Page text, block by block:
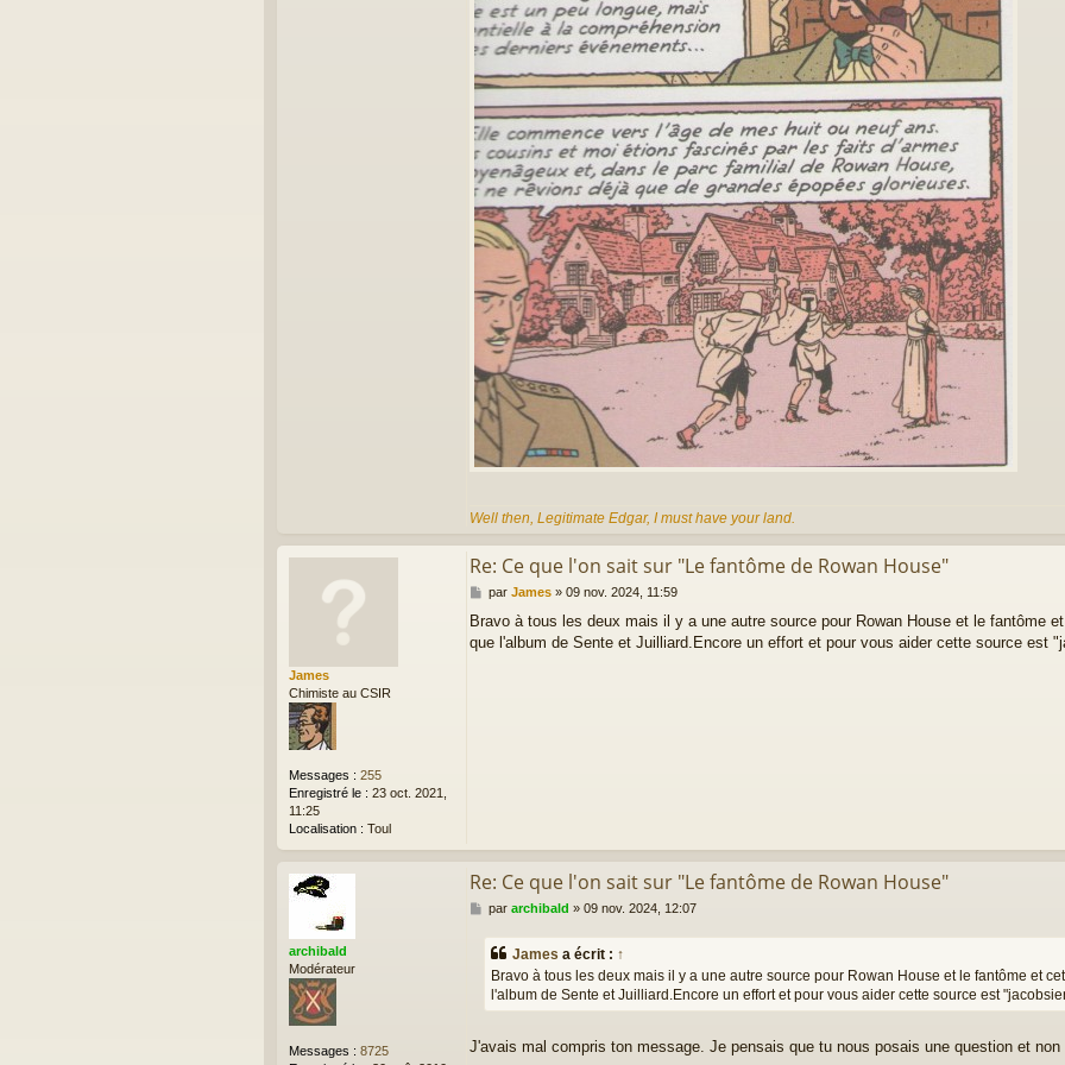
Well then, Legitimate Edgar, I must have your land.
James
Chimiste au CSIR
Messages : 255
Enregistré le : 23 oct. 2021,
11:25
Localisation : Toul
Re: Ce que l'on sait sur "Le fantôme de Rowan House"
M
s
s
par James» 09 nov. 2024, 11:59
Bravo à tous les deux mais il y a une autre source pour Rowan House et le fantôme
que l'album de Sente et Juilliard.Encore un effort et pour vous aider cette source est
archibald
Modérateur
Messages : 8725
Re: Ce que l'on sait sur "Le fantôme de Rowan House"
M
s
e
par archibald » 09 nov. 2024, 12:07
James a écrit : ↑
Bravo à tous les deux mais il y a une autre source pour Rowan House et le fantôme et
l'album de Sente et Juilliard.Encore un effort et pour vous aider cette source est
J'avais mal compris ton message. Je pensais que tu nous posais une question et